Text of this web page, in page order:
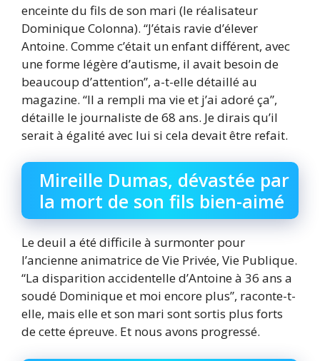
enceinte du fils de son mari (le réalisateur
Dominique Colonna). “J’étais ravie d’élever
Antoine. Comme c’était un enfant différent, avec
une forme légère d’autisme, il avait besoin de
beaucoup d’attention”, a-t-elle détaillé au
magazine. “Il a rempli ma vie et j’ai adoré ça”,
détaille le journaliste de 68 ans. Je dirais qu’il
serait à égalité avec lui si cela devait être refait.
Mireille Dumas, dévastée par
la mort de son fils bien-aimé
Le deuil a été difficile à surmonter pour
l’ancienne animatrice de Vie Privée, Vie Publique.
“La disparition accidentelle d’Antoine à 36 ans a
soudé Dominique et moi encore plus”, raconte-t-
elle, mais elle et son mari sont sortis plus forts
de cette épreuve. Et nous avons progressé.